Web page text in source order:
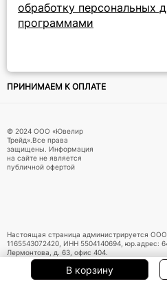
В корзину
обработку персональных
программами
Подписываясь на рассылку, вы
ПРИНИМАЕМ К ОПЛАТЕ
© 2024 ООО «Ювелир
Трейд».Все права
защищены. Информация
на сайте не является
публичной офертой
Настоящая страница администрируется
1165543072420, ИНН 5504140694, юр.адрес:
Лермонтова, д. 63, офис 404.